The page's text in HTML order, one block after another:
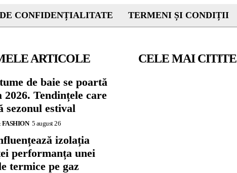
CONFIDENȚIALITATE TERMENI ȘI CONDIȚII
ARTICOLE
de baie se poartă
2026. Tendințele care
sezonul estival
5 august 26
izolația
performanța unei
termice pe gaz
CELE MAI CITITE